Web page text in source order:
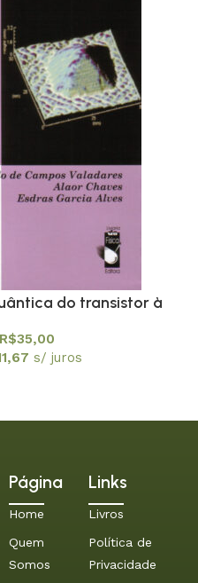
do transistor à
R$35,00
s/ juros
Página
Home
Quem
Somos
Links
Livros
Política de
Privacidade